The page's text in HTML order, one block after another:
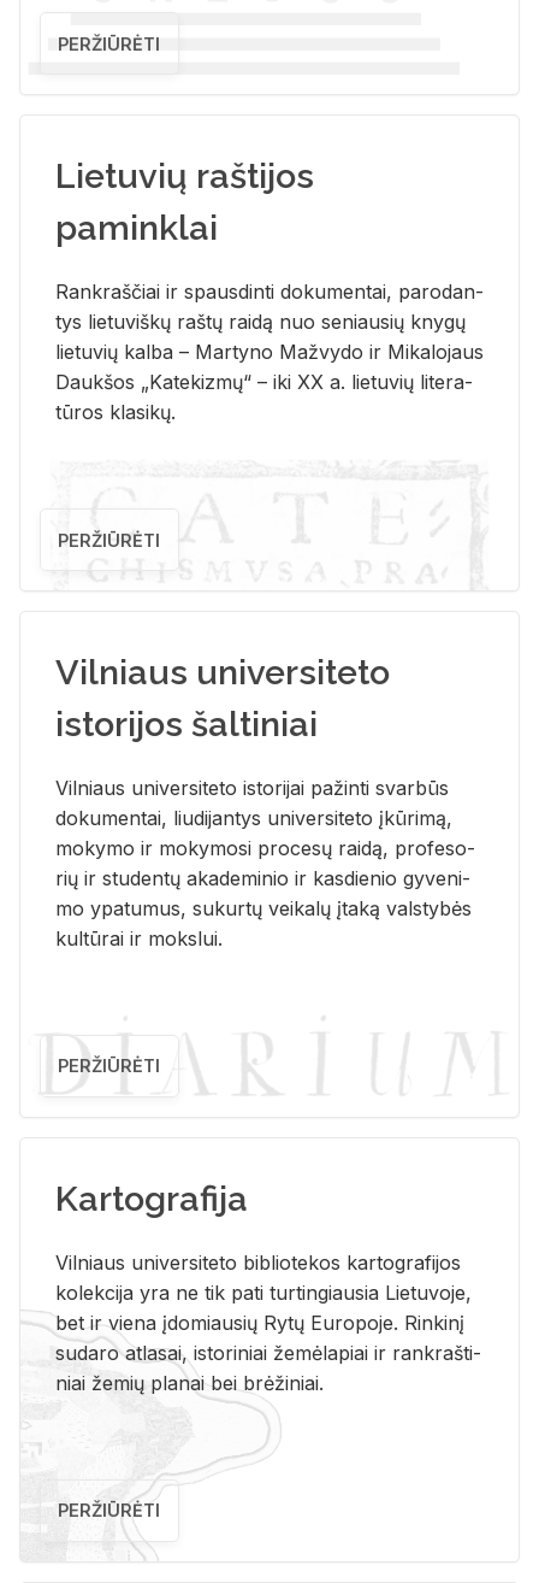
PERŽIŪRĖTI
Lietuvių raštijos
paminklai
Rank­raš­čiai ir spaus­din­ti do­ku­men­tai, pa­ro­dan­
tys lie­tu­viš­kų raš­tų rai­dą nuo se­niau­sių kny­gų
lie­tu­vių kal­ba – Mar­ty­no Ma­žvy­do ir Mi­ka­lo­jaus
Dauk­šos „Ka­te­kiz­mų“ – iki XX a. lie­tu­vių li­te­ra­
tū­ros kla­si­kų.
PERŽIŪRĖTI
Vilniaus universiteto
istorijos šaltiniai
Vil­niaus uni­ver­si­te­to is­to­ri­jai pa­žin­ti svar­būs
do­ku­men­tai, liu­di­jan­tys uni­ver­si­te­to įkū­ri­mą,
mo­ky­mo ir mo­ky­mo­si pro­ce­sų rai­dą, pro­fe­so­
rių ir stu­den­tų aka­de­mi­nio ir kas­die­nio gy­ve­ni­
mo ypa­tu­mus, su­kur­tų vei­ka­lų įta­ką vals­ty­bės
kul­tū­rai ir moks­lui.
PERŽIŪRĖTI
Kartografija
Vil­niaus uni­ver­si­te­to bi­b­lio­te­kos kar­to­gra­fi­jos
ko­lek­ci­ja yra ne tik pati tur­tin­giau­sia Lie­tu­vo­je,
bet ir vie­na įdo­miau­sių Rytų Eu­ro­po­je. Rin­ki­nį
su­da­ro at­la­sai, is­to­ri­niai že­mė­la­piai ir rank­raš­ti­
niai že­mių pla­nai bei brė­ži­niai.
PERŽIŪRĖTI